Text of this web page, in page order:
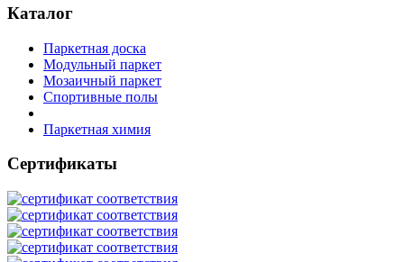
Каталог
Паркетная доска
Модульный паркет
Мозаичный паркет
Спортивные полы
Паркетная химия
Сертификаты